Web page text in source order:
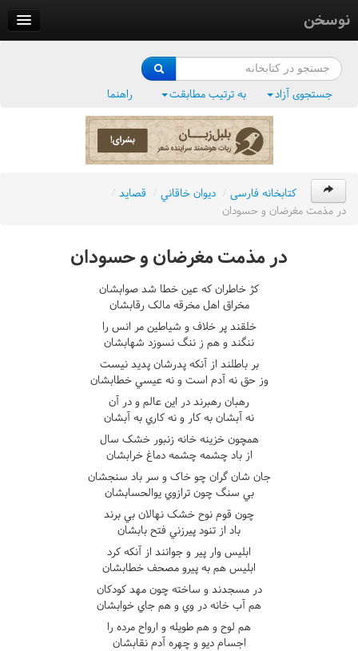
نوسخن
فرهنگ واژگان
جستجوی آزاد به ترتیب مطابقت راهنما
کتابخانه فارسی / ديوان خاقاني / قصايد /
در مذمت مغرضان و حسودان
در مذمت مغرضان و حسودان
کژ خاطران که عين خطا شد صوابشان
مخراق اهل مخرقه مالک رقابشان
خلقند پر خلاف و شياطين مر انس را
ننگند و هم ز ننگ نسوزد شهابشان
بر باطلند از آنکه پدرشان پديد نيست
وز حق نه آدم است و نه عيسي خطابشان
رهبان رهبرند در اين عالم و در آن
نه آبشان به کار و نه کاري به آبشان
همچون خزينه خانه زنبور خشک سال
از باد چشمه چشمه دماغ خرابشان
جان شان گران چو خاک و سر باد سنجشان
بي سنگ چون ترازوي يوالحسابشان
چون قوم نوح خشک نهالان بي برند
باد از تنود پيرزني فتح بابشان
ابليس وار پير و جوانند از آنکه کرد
ابليس هم به پيرو مصحف خطابشان
در مسجدند و ساخته چون مهد کودکان
هم آب خانه در وي و هم جاي خوابشان
هم لوح و هم طويله و ارواح مرده را
اجسام ديو و چهره آدم نقابشان